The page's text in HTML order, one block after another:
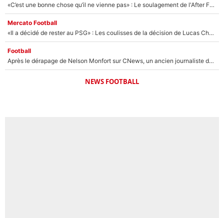
«C’est une bonne chose qu’il ne vienne pas» : Le soulagement de l'After Foot après le transfert avorté de Yan Diomandé au PSG
Mercato Football
«Il a décidé de rester au PSG» : Les coulisses de la décision de Lucas Chevalier pour son transfert
Football
Après le dérapage de Nelson Monfort sur CNews, un ancien journaliste de France Télévisions relance la polémique sur les incendies en Gironde
NEWS FOOTBALL